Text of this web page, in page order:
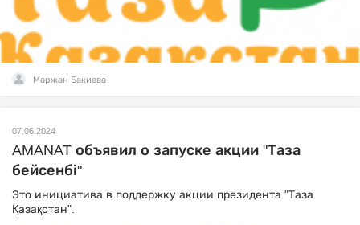
Маржан Бакиева
07.06.2024
AMANAT объявил о запуске акции "Таза
бейсенбі"
Это инициатива в поддержку акции президента "Таза
Қазақстан".